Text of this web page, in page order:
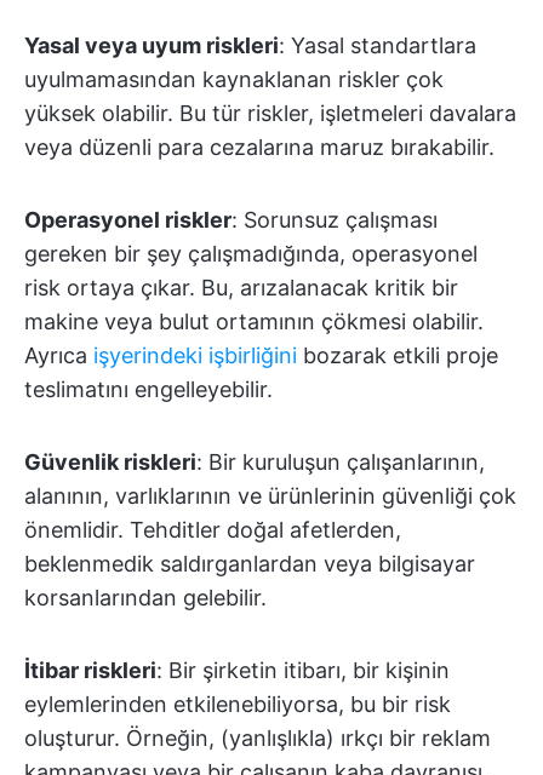
Yasal veya uyum riskleri: Yasal standartlara
uyulmamasından kaynaklanan riskler çok
yüksek olabilir. Bu tür riskler, işletmeleri davalara
veya düzenli para cezalarına maruz bırakabilir.
Operasyonel riskler: Sorunsuz çalışması
gereken bir şey çalışmadığında, operasyonel
risk ortaya çıkar. Bu, arızalanacak kritik bir
makine veya bulut ortamının çökmesi olabilir.
Ayrıca işyerindeki işbirliğini bozarak etkili proje
teslimatını engelleyebilir.
Güvenlik riskleri: Bir kuruluşun çalışanlarının,
alanının, varlıklarının ve ürünlerinin güvenliği çok
önemlidir. Tehditler doğal afetlerden,
beklenmedik saldırganlardan veya bilgisayar
korsanlarından gelebilir.
İtibar riskleri: Bir şirketin itibarı, bir kişinin
eylemlerinden etkilenebiliyorsa, bu bir risk
oluşturur. Örneğin, (yanlışlıkla) ırkçı bir reklam